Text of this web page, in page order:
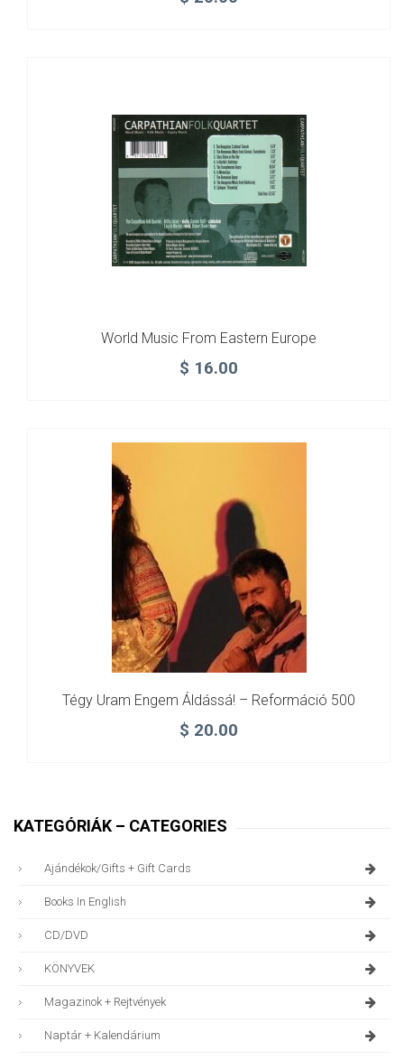
World Music From Eastern Europe
$ 16.00
Tégy Uram Engem Áldássá! – Reformáció 500
$ 20.00
KATEGÓRIÁK – CATEGORIES
Ajándékok/gifts + Gift Cards
Books In English
CD/DVD
KÖNYVEK
Magazinok + Rejtvények
Naptár + Kalendárium